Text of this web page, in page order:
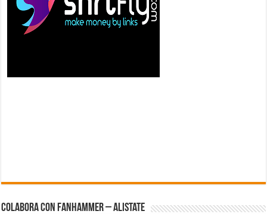
Colabora con FanHammer – Alistate